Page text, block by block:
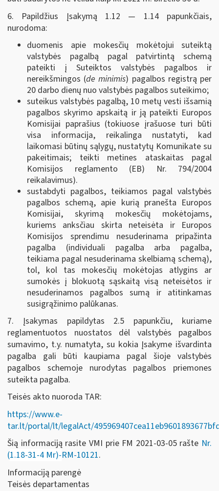
6. Papildžius Įsakymą 1.12 — 1.14 papunkčiais,
nurodoma:
duomenis apie mokesčių mokėtojui suteiktą
valstybės pagalbą pagal patvirtintą schemą
pateikti į Suteiktos valstybės pagalbos ir
nereikšmingos (de minimis) pagalbos registrą per
20 darbo dienų nuo valstybės pagalbos suteikimo;
suteikus valstybės pagalbą, 10 metų vesti išsamią
pagalbos skyrimo apskaitą ir ją pateikti Europos
Komisijai paprašius (tokiuose įrašuose turi būti
visa informacija, reikalinga nustatyti, kad
laikomasi būtinų sąlygų, nustatytų Komunikate su
pakeitimais; teikti metines ataskaitas pagal
Komisijos reglamento (EB) Nr. 794/2004
reikalavimus).
sustabdyti pagalbos, teikiamos pagal valstybės
pagalbos schemą, apie kurią pranešta Europos
Komisijai, skyrimą mokesčių mokėtojams,
kuriems anksčiau skirta neteisėta ir Europos
Komisijos sprendimu nesuderinama pripažinta
pagalba (individuali pagalba arba pagalba,
teikiama pagal nesuderinama skelbiamą schemą),
tol, kol tas mokesčių mokėtojas atlygins ar
sumokės į blokuotą sąskaitą visą neteisėtos ir
nesuderinamos pagalbos sumą ir atitinkamas
susigrąžinimo palūkanas.
7. Įsakymas papildytas 2.5 papunkčiu, kuriame
reglamentuotos nuostatos dėl valstybės pagalbos
sumavimo, t.y. numatyta, su kokia Įsakyme išvardinta
pagalba gali būti kaupiama pagal šioje valstybės
pagalbos schemoje nurodytas pagalbos priemones
suteikta pagalba.
Teisės akto nuoroda TAR:
https://www.e-
tar.lt/portal/lt/legalAct/
Šią informaciją rasite VMI prie FM 2021-03-05 rašte Nr.
(1.18-31-4 Mr)-RM-10121.
Informaciją parengė
Teisės departamentas